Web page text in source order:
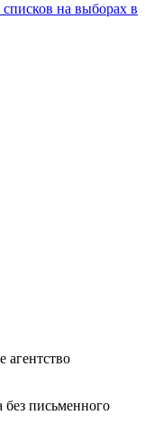
на выборах в
агентство
без письменного